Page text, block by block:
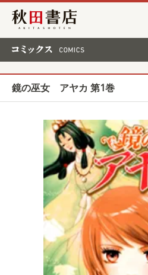
秋田書店
鏡の巫女 アヤカ 第1巻